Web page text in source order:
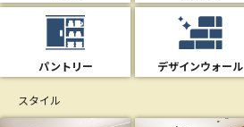
パントリー デザインウォール
スタイル